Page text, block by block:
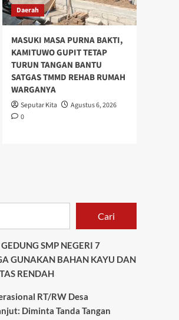
MASUKI MASA PURNA
BAKTI, KAMITUWO GUPIT
TETAP TURUN TANGAN
BANTU SATGAS TMMD
REHAB RUMAH
WARGANYA
Daerah Pendidikan
PEMBANGUNAN GEDUNG
SMP NEGERI 7 NGANJUK
Diminta Tanda Tangan
Ulang, Pemdes Janji
Kekurangan Diselesaikan
Akhir Tahun
Daerah
Pengadaan 7 AC Rp106
Disorot, Aktivis: Sekolah
Jangan Terlihat Mewah
Daerah
MASUKI MASA PURNA BAKTI,
KAMITUWO GUPIT TETAP
TURUN TANGAN BANTU
SATGAS TMMD REHAB RUMAH
WARGANYA
Seputar Kita
Agustus 6, 2026
0
Cari
SMP NEGERI 7
GUNAKAN BAHAN KAYU DAN
RENDAH
RT/RW Desa
Diminta Tanda Tangan